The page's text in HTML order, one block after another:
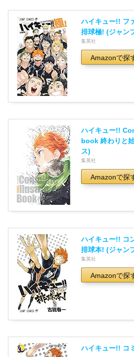
ハイキュー!! フ
排球極! (ジャン
集英社
Amazonで探
ハイキュー!!
book 終わりと
ス)
集英社
Amazonで探
ハイキュー!! コ
排球本! (ジャン
集英社
Amazonで探
ハイキュー!! コ